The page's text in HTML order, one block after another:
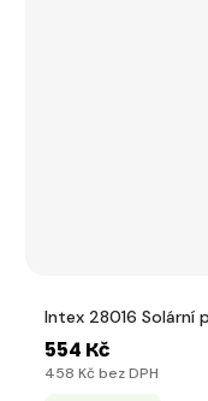
Intex 28016 Solární
554 Kč
458 Kč bez DPH